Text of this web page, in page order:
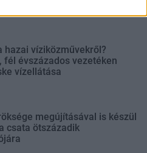
hazai víziközművekről?
fél évszázados vezetéken
vízellátása
megújításával is készül
csata ötszázadik